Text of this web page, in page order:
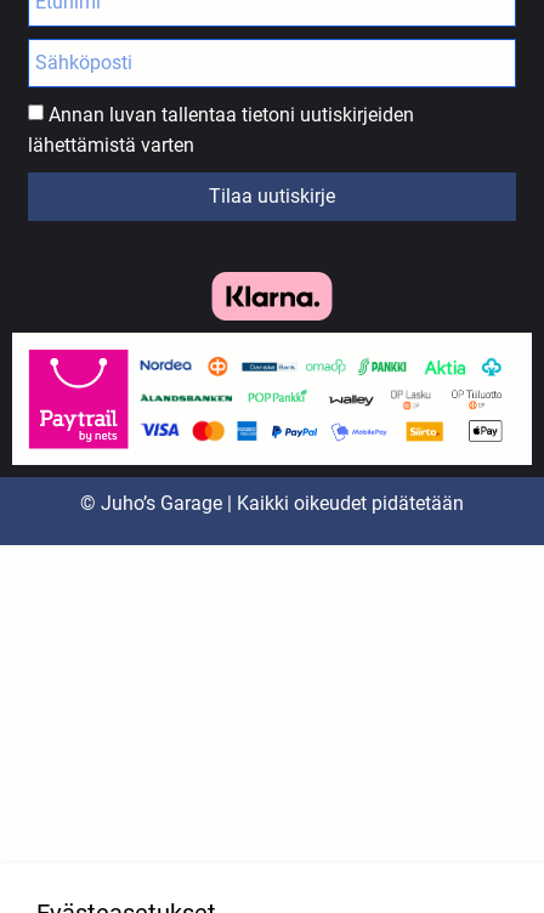
Annan luvan tallentaa tietoni uutiskirjeiden
lähettämistä varten
Tilaa uutiskirje
© Juho’s Garage | Kaikki oikeudet pidätetään